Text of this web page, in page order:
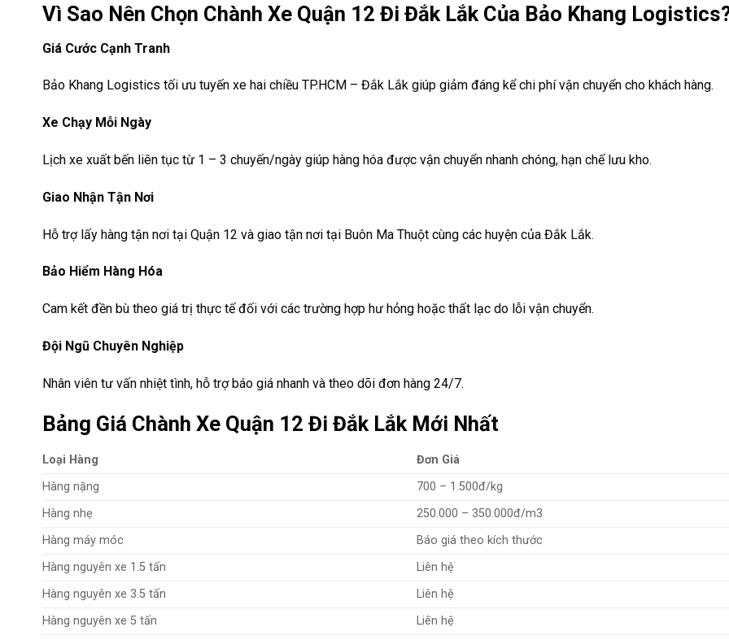
Vì Sao Nên Chọn Chành Xe Quận 12 Đi Đắk Lắk Của Bảo Khang
Giá Cước Cạnh Tranh
Bảo Khang Logistics tối ưu tuyến xe hai chiều TP.HCM – Đắk Lắk giúp giảm đáng kể chi phí vận chuyển cho khách hàng.
Xe Chạy Mỗi Ngày
Lịch xe xuất bến liên tục từ 1 – 3 chuyến/ngày giúp hàng hóa được vận chuyển nhanh chóng, hạn chế lưu kho.
Giao Nhận Tận Nơi
Hỗ trợ lấy hàng tận nơi tại Quận 12 và giao tận nơi tại Buôn Ma Thuột cùng các huyện của Đắk Lắk.
Bảo Hiểm Hàng Hóa
Cam kết đền bù theo giá trị thực tế đối với các trường hợp hư hỏng hoặc thất lạc do lỗi vận chuyển.
Đội Ngũ Chuyên Nghiệp
Nhân viên tư vấn nhiệt tình, hỗ trợ báo giá nhanh và theo dõi đơn hàng 24/7.
Bảng Giá Chành Xe Quận 12 Đi Đắk Lắk Mới Nhất
Loại Hàng
Đơn Giá
Hàng nặng
700 – 1.500đ/kg
Hàng nhẹ
250.000 – 350.000đ/m3
Hàng máy móc
Báo giá theo kích thước
Hàng nguyên xe 1.5 tấn
Liên hệ
Hàng nguyên xe 3.5 tấn
Liên hệ
Hàng nguyên xe 5 tấn
Liên hệ